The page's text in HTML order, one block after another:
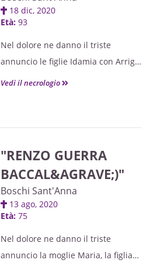
La presente serve di partecipazione
e ringraziamento.
Dopo la liturgia funebre si
La presente serve di partecipazione
e ringraziamento.
18 dic, 2020
Età: 93
Nel dolore ne danno il triste
annuncio le figlie Idamia con Arrigo,
Maria Teresa con Antonio, Claudia, i
fratello Giovanni con Luciana, i
tutti.
Il funerale avrà luogo lunedì 21
dicembre alle ore 10.00 nella
chiesa parrocchiale di Boschi
funeraria Athesis di Legnago.
Dopo la liturgia funebre si
Vedi il necrologio
"RENZO GUERRA
BACCAL&AGRAVE;)"
Boschi Sant'Anna
13 ago, 2020
Età: 75
Nel dolore ne danno il triste
annuncio la moglie Maria, la figlia